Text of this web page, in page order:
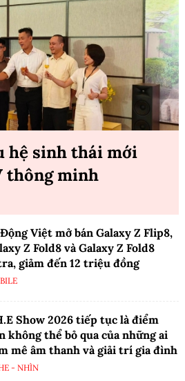
hệ sinh thái mới
thông minh
Việt mở bán Galaxy Z Flip8,
Z Fold8 và Galaxy Z Fold8
giảm đến 12 triệu đồng
Show 2026 tiếp tục là điểm
không thể bỏ qua của những ai
mê âm thanh và giải trí gia đình
- NHÌN